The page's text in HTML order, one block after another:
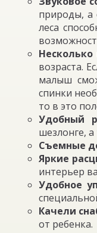
природы, а
леса
возраста.
малыш
спинки
то в это
Удобный
шезлонге, а
Съемные
Яркие
интерьер
Удобное
Качели
от ребенка.